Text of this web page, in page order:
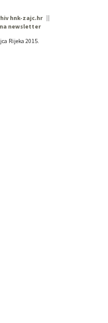
hnk-zajc.hr
newsletter
Rijeka 2015.